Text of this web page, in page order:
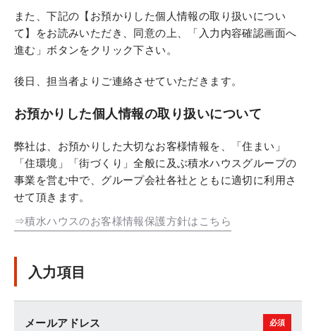
また、下記の【お預かりした個人情報の取り扱いについ
て】をお読みいただき、同意の上、「入力内容確認画面へ
進む」ボタンをクリック下さい。
後日、担当者よりご連絡させていただきます。
お預かりした個人情報の取り扱いについて
弊社は、お預かりした大切なお客様情報を、「住まい」
「住環境」「街づくり」全般に及ぶ積水ハウスグループの
事業を営む中で、グループ会社各社とともに適切に利用さ
せて頂きます。
⇒積水ハウスのお客様情報保護方針はこちら
入力項目
メールアドレス